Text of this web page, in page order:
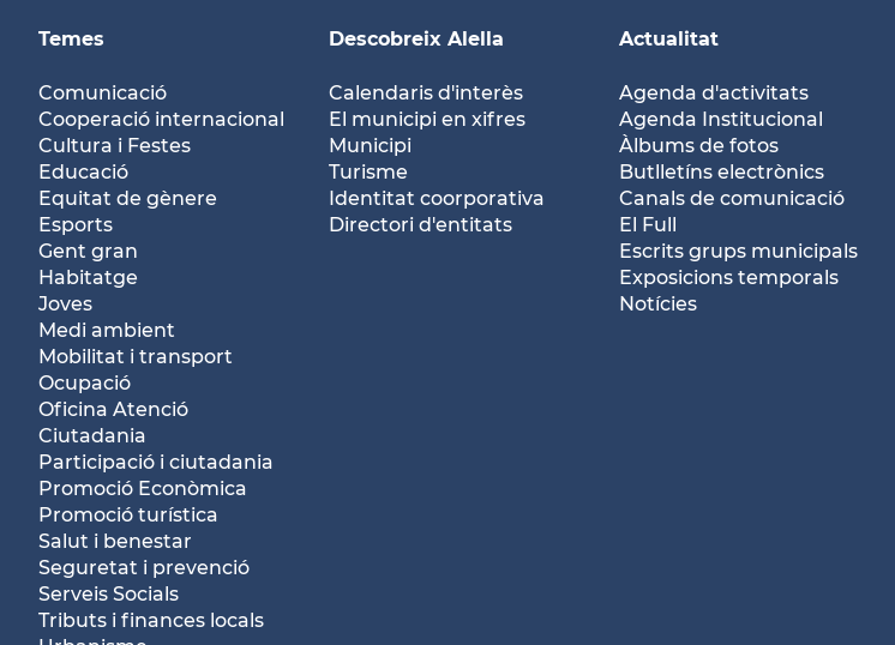
Temes
Comunicació
Cooperació internacional
Cultura i Festes
Educació
Equitat de gènere
Esports
Gent gran
Habitatge
Joves
Medi ambient
Mobilitat i transport
Ocupació
Oficina Atenció
Ciutadania
Participació i ciutadania
Promoció Econòmica
Promoció turística
Salut i benestar
Seguretat i prevenció
Serveis Socials
Tributs i finances locals
Descobreix Alella
Calendaris d'interès
El municipi en xifres
Municipi
Turisme
Identitat coorporativa
Directori d'entitats
Actualitat
Agenda d'activitats
Agenda Institucional
Àlbums de fotos
Butlletíns electrònics
Canals de comunicació
El Full
Escrits grups municipals
Exposicions temporals
Notícies